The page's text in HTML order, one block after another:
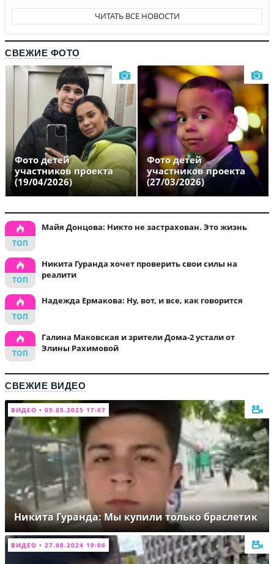
ЧИТАТЬ ВСЕ НОВОСТИ
СВЕЖИЕ ФОТО
Фото детей
участников проекта
(19/04/2026)
Фото детей
участников проекта
(27/03/2026)
Майя Донцова: Никто не застрахован. Это жизнь
Никита Гуранда хочет проверить свои силы на
реалити
Надежда Ермакова: Ну, вот, и все, как говорится
Галина Маковская и зрители Дома-2 устали от
Элины Рахимовой
СВЕЖИЕ ВИДЕО
ВИДЕО • 05.05.2025 17:07
Никита Гуранда: Мы купили только браслетик
ВИДЕО • 27.08.2024 19:06